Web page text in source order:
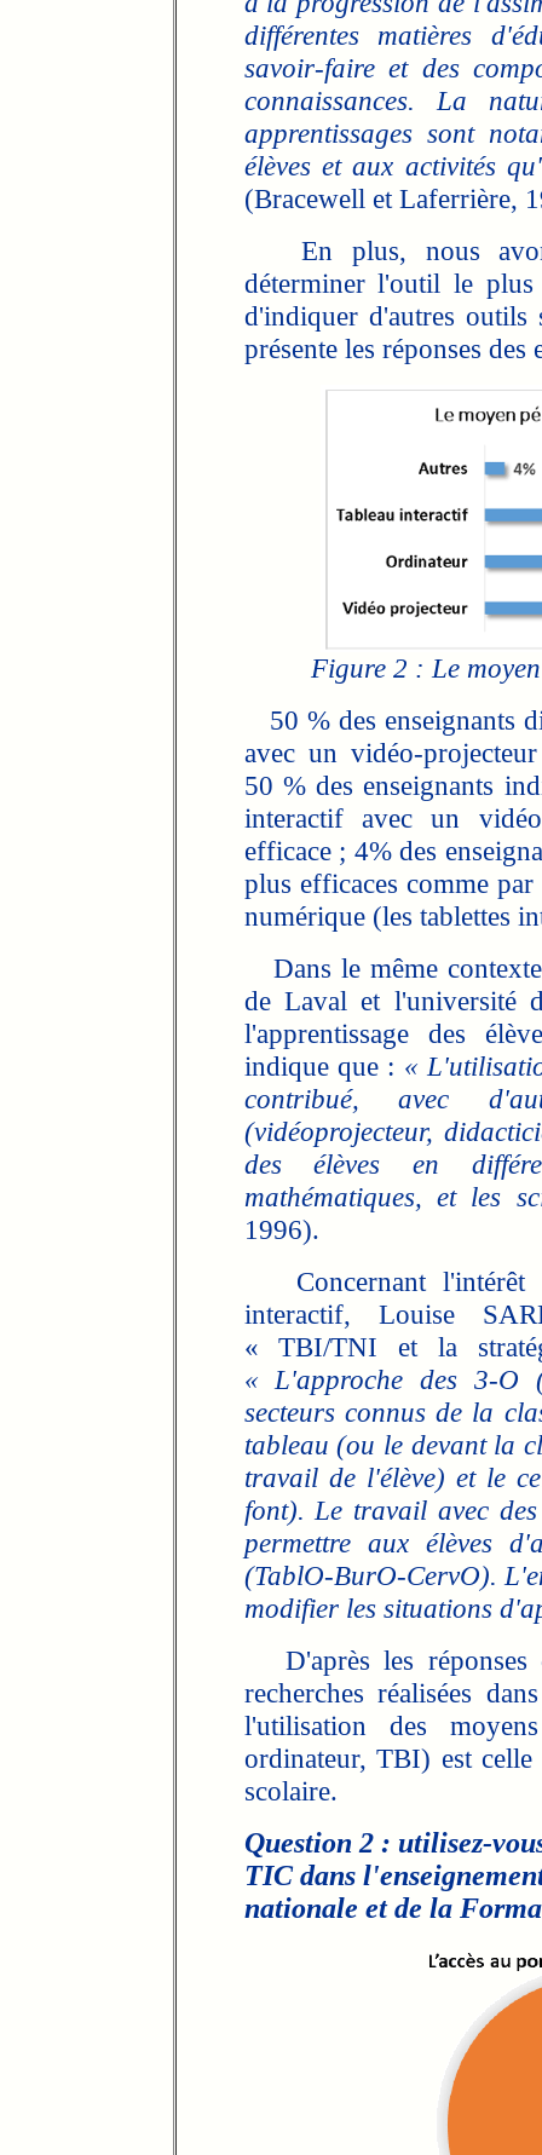
différentes matières
savoir-faire et des
connaissances. La
apprentissages sont
élèves et aux activités
(Bracewell et Laferrière,
En plus, nous
déterminer l'outil le
d'indiquer d'autres outils
présente les réponses des
Figure 2 : Le
50 % des enseignants
avec un vidéo-
50 % des enseignants
interactif avec un
efficace ; 4% des
plus efficaces comme
numérique (les tablettes
Dans le même
de Laval et l'université
l'apprentissage des
indique que : «
contribué, avec
(vidéoprojecteur,
des élèves en
mathématiques, et les
1996).
Concernant l'intérêt
interactif, Louise
« TBI/TNI et la
« L'approche des 3-O
secteurs connus de la
tableau (ou le devant la
travail de l'élève) et le
font). Le travail avec
permettre aux élèves
(TablO-BurO-CervO).
modifier les situations
D'après les réponses
recherches réalisées
l'utilisation des
ordinateur, TBI) est
scolaire.
Question 2 : utilisez-
TIC dans
nationale et de la